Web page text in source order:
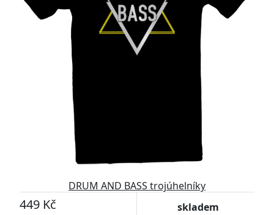
DRUM AND BASS trojúhelníky
449 Kč skladem